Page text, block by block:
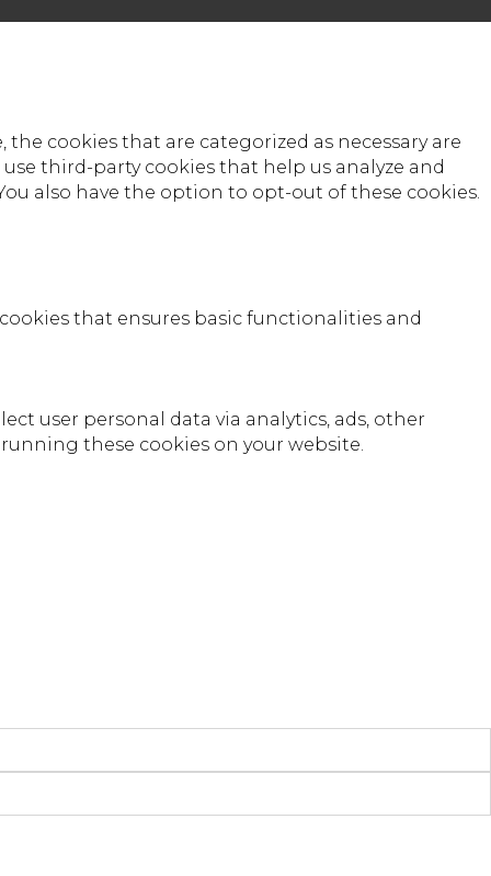
cookies that are categorized as necessary are
third-party cookies that help us analyze and
also have the option to opt-out of these cookies.
that ensures basic functionalities and
user personal data via analytics, ads, other
these cookies on your website.